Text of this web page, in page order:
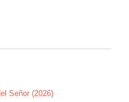
Señor (2026)